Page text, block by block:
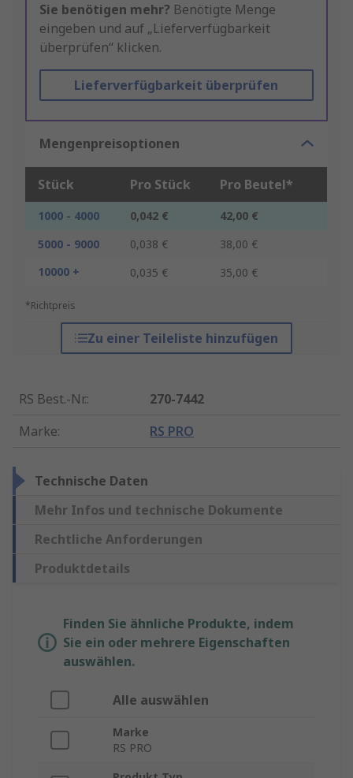
Sie benötigen mehr? Benötigte Menge
eingeben und auf „Lieferverfügbarkeit
überprüfen“ klicken.
Lieferverfügbarkeit überprüfen
Mengenpreisoptionen
Stück Pro Stück Pro Beutel*
1000 - 4000 0,042 €
42,00 €
5000 - 9000
0,038 €
38,00 €
10000 +
0,035 € 35,00 €
*Richtpreis
Zu einer Teileliste hinzufügen
RS Best.-Nr.:
270-7442
Marke: RS PRO
Technische Daten
Mehr Infos und technische Dokumente
Rechtliche Anforderungen
Produktdetails
Finden Sie ähnliche Produkte, indem
Sie ein oder mehrere Eigenschaften
auswählen.
Alle auswählen
Marke
RS PRO